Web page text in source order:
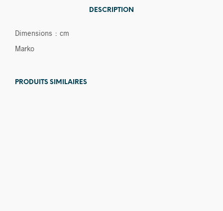
DESCRIPTION
Dimensions : cm
Marko
PRODUITS SIMILAIRES